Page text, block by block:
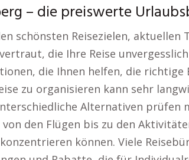
– die preiswerte
schönsten Reisezielen, aktuellen
die Ihre Reise unvergesslich
die Ihnen helfen, die richtige
zu organisieren kann sehr
Alternativen prüfen
den Flügen bis zu den
können. Viele